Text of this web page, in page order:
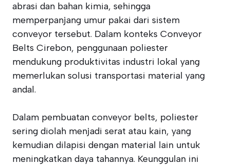
abrasi dan bahan kimia, sehingga
memperpanjang umur pakai dari sistem
conveyor tersebut. Dalam konteks Conveyor
Belts Cirebon, penggunaan poliester
mendukung produktivitas industri lokal yang
memerlukan solusi transportasi material yang
andal.
Dalam pembuatan conveyor belts, poliester
sering diolah menjadi serat atau kain, yang
kemudian dilapisi dengan material lain untuk
meningkatkan daya tahannya. Keunggulan ini